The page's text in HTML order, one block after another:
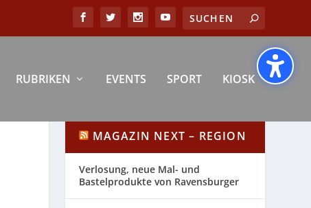
RUBRIKEN EVENTS SPORT KIOSK
MAGAZIN NEXT – REGION
Verlosung, neue Mal- und
Bastelprodukte von Ravensburger